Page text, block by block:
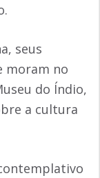
seus
moram no
do Índio,
a cultura